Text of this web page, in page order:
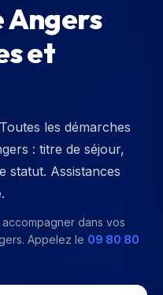
Angers
et
les démarches
: titre de séjour,
statut. Assistances
dans vos
. Appelez le 09 80 80